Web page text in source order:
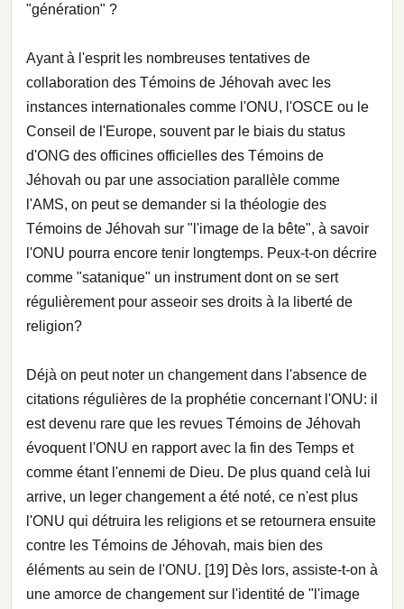
"génération" ?
Ayant à l'esprit les nombreuses tentatives de
collaboration des Témoins de Jéhovah avec les
instances internationales comme l'ONU, l'OSCE ou le
Conseil de l'Europe, souvent par le biais du status
d'ONG des officines officielles des Témoins de
Jéhovah ou par une association parallèle comme
l'AMS, on peut se demander si la théologie des
Témoins de Jéhovah sur "l'image de la bête", à savoir
l'ONU pourra encore tenir longtemps. Peux-t-on décrire
comme "satanique" un instrument dont on se sert
régulièrement pour asseoir ses droits à la liberté de
religion?
Déjà on peut noter un changement dans l'absence de
citations régulières de la prophétie concernant l'ONU: il
est devenu rare que les revues Témoins de Jéhovah
évoquent l'ONU en rapport avec la fin des Temps et
comme étant l'ennemi de Dieu. De plus quand celà lui
arrive, un leger changement a été noté, ce n'est plus
l'ONU qui détruira les religions et se retournera ensuite
contre les Témoins de Jéhovah, mais bien des
éléments au sein de l'ONU. [19] Dès lors, assiste-t-on à
une amorce de changement sur l'identité de "l'image